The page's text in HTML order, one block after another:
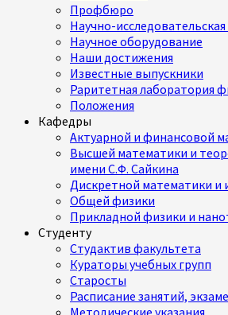
Профбюро
Научно-
Научное оборудование
Наши достижения
Известные выпускники
Раритетная лаборатория
Положения
Кафедры
Актуарной и финансовой
Высшей математики и
имени С.Ф. Сайкина
Дискретной математики и
Общей физики
Прикладной физики и
Студенту
Студактив факультета
Кураторы учебных групп
Старосты
Расписание занятий,
Методические указания